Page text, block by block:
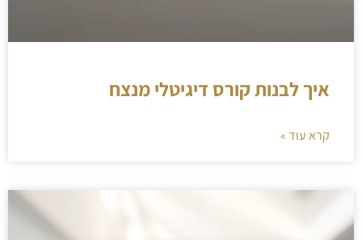
איך לבנות קורס דיגיטלי מנצח
קרא עוד »